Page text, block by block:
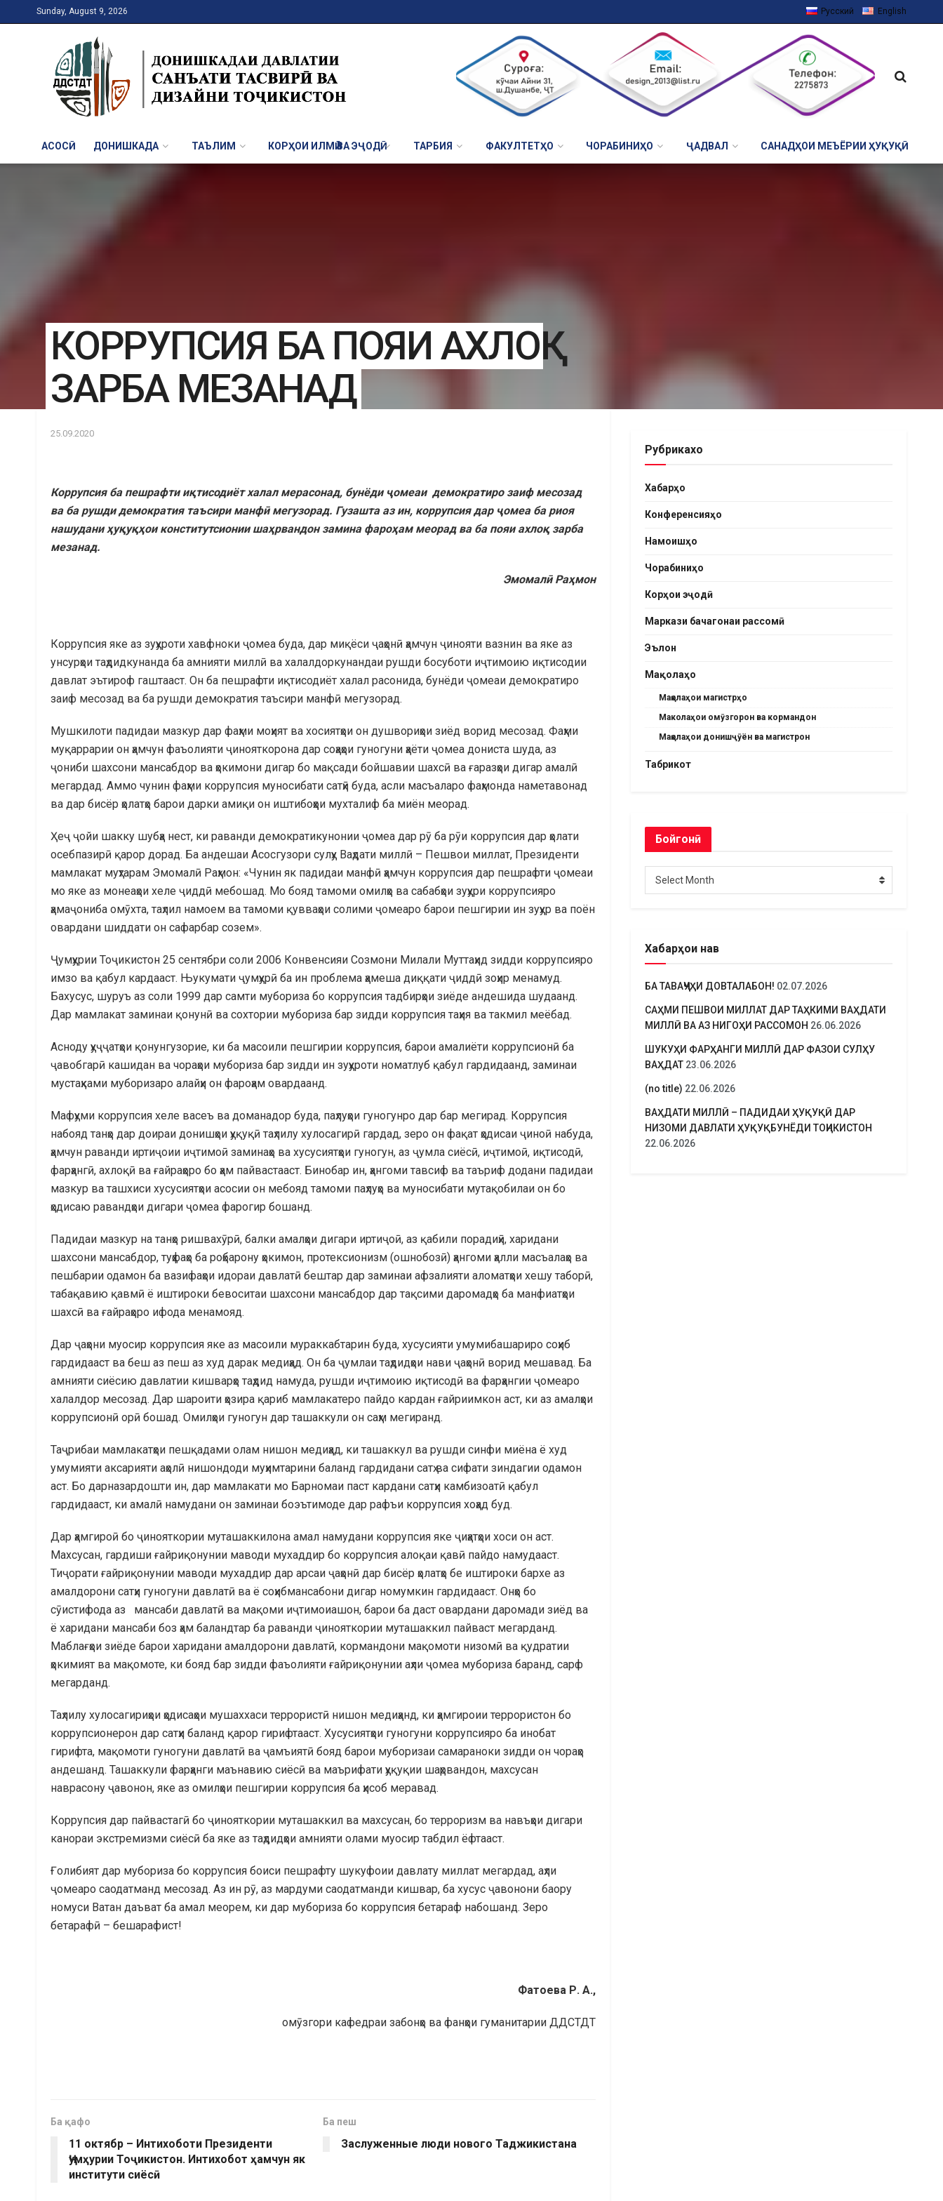
Sunday, August 9, 2026 Русский English
АСОСӢ ДОНИШКАДА ТАЪЛИМ КОРҲОИ ИЛМӢ ВА ЭҶОДӢ ТАРБИЯ ФАКУЛТЕТҲО ЧОРАБИНИҲО ҶАДВАЛ САНАДҲОИ МЕЪЁРИИ ҲУҚУҚӢ
КОРРУПСИЯ БА ПОЯИ АХЛОҚ
ЗАРБА МЕЗАНАД
25.09.2020
Коррупсия ба пешрафти иқтисодиёт халал мерасонад, бунёди ҷомеаи демократиро заиф месозад
ва ба рушди демократия таъсири манфӣ мегузорад. Гузашта аз ин, коррупсия дар ҷомеа ба риоя
нашудани ҳуқуқҳои конститутсионии шаҳрвандон замина фароҳам меорад ва ба пояи ахлоқ зарба
мезанад.
Эмомалӣ Раҳмон
Коррупсия яке аз зуҳуроти хавфноки ҷомеа буда, дар миқёси ҷаҳонӣ ҳамчун ҷинояти вазнин ва яке аз
унсурҳои таҳдидкунанда ба амнияти миллӣ ва халалдоркунандаи рушди босуботи иҷтимоию иқтисодии
давлат эътироф гаштааст. Он ба пешрафти иқтисодиёт халал расонида, бунёди ҷомеаи демократиро
заиф месозад ва ба рушди демократия таъсири манфӣ мегузорад.
Мушкилоти падидаи мазкур дар фаҳми моҳият ва хосиятҳои он душвориҳои зиёд ворид месозад. Фаҳми
муқаррарии он ҳамчун фаъолияти ҷинояткорона дар соҳаҳои гуногуни ҳаёти ҷомеа дониста шуда, аз
ҷониби шахсони мансабдор ва ҳокимони дигар бо мақсади бойшавии шахсӣ ва ғаразҳои дигар амалӣ
мегардад. Аммо чунин фаҳми коррупсия муносибати сатҳӣ буда, асли масъаларо фаҳмонда наметавонад
ва дар бисёр ҳолатҳо барои дарки амиқи он иштибоҳҳои мухталиф ба миён меорад.
Ҳеҷ ҷойи шакку шубҳа нест, ки раванди демократикунонии ҷомеа дар рӯ ба рӯи коррупсия дар ҳолати
осебпазирӣ қарор дорад. Ба андешаи Асосгузори сулҳу Ваҳдати миллӣ – Пешвои миллат, Президенти
мамлакат муҳтарам Эмомалӣ Раҳмон: «Чунин як падидаи манфӣ ҳамчун коррупсия дар пешрафти ҷомеаи
мо яке аз монеаҳои хеле ҷиддӣ мебошад. Мо бояд тамоми омилҳо ва сабабҳои зуҳури коррупсияро
ҳамаҷониба омӯхта, таҳлил намоем ва тамоми қувваҳои солими ҷомеаро барои пешгирии ин зуҳур ва поён
овардани шиддати он сафарбар созем».
Ҷумҳурии Тоҷикистон 25 сентябри соли 2006 Конвенсияи Созмони Милали Муттаҳид зидди коррупсияро
имзо ва қабул кардааст. Њукумати ҷумҳурӣ ба ин проблема ҳамеша диққати ҷиддӣ зоҳир менамуд.
Бахусус, шуруъ аз соли 1999 дар самти мубориза бо коррупсия тадбирҳои зиёде андешида шудаанд.
Дар мамлакат заминаи қонунӣ ва сохтории мубориза бар зидди коррупсия таҳия ва такмил меёбад.
Асноду ҳуҷҷатҳои қонунгузорие, ки ба масоили пешгирии коррупсия, барои амалиёти коррупсионӣ ба
ҷавобгарӣ кашидан ва чораҳои мубориза бар зидди ин зуҳуроти номатлуб қабул гардидаанд, заминаи
мустаҳками муборизаро алайҳи он фароҳам овардаанд.
Мафҳуми коррупсия хеле васеъ ва доманадор буда, паҳлуҳои гуногунро дар бар мегирад. Коррупсия
набояд танҳо дар доираи донишҳои ҳуқуқӣ таҳлилу хулосагирӣ гардад, зеро он фақат ҳодисаи ҷиноӣ набуда,
ҳамчун раванди иртиҷоии иҷтимоӣ заминаҳо ва хусусиятҳои гуногун, аз ҷумла сиёсӣ, иҷтимоӣ, иқтисодӣ,
фарҳангӣ, ахлоқӣ ва ғайраҳоро бо ҳам пайвастааст. Бинобар ин, ҳангоми тавсиф ва таъриф додани падидаи
мазкур ва ташхиси хусусиятҳои асосии он мебояд тамоми паҳлуҳо ва муносибати мутақобилаи он бо
ҳодисаю равандҳои дигари ҷомеа фарогир бошанд.
Падидаи мазкур на танҳо ришвахӯрӣ, балки амалҳои дигари иртиҷоӣ, аз қабили порадиҳӣ, харидани
шахсони мансабдор, туҳфаҳо ба роҳбарону ҳокимон, протексионизм (ошнобозӣ) ҳангоми ҳалли масъалаҳо ва
пешбарии одамон ба вазифаҳои идораи давлатӣ бештар дар заминаи афзалияти аломатҳои хешу таборӣ,
табақавию қавмӣ ё иштироки бевоситаи шахсони мансабдор дар тақсими даромадҳо ба манфиатҳои
шахсӣ ва ғайраҳоро ифода менамояд.
Дар ҷаҳони муосир коррупсия яке аз масоили мураккабтарин буда, хусусияти умумибашариро соҳиб
гардидааст ва беш аз пеш аз худ дарак медиҳад. Он ба ҷумлаи таҳдидҳои нави ҷаҳонӣ ворид мешавад. Ба
амнияти сиёсию давлатии кишварҳо таҳдид намуда, рушди иҷтимоию иқтисодӣ ва фарҳангии ҷомеаро
халалдор месозад. Дар шароити ҳозира қариб мамлакатеро пайдо кардан ғайриимкон аст, ки аз амалҳои
коррупсионӣ орӣ бошад. Омилҳои гуногун дар ташаккули он саҳм мегиранд.
Таҷрибаи мамлакатҳои пешқадами олам нишон медиҳад, ки ташаккул ва рушди синфи миёна ё худ
умумияти аксарияти аҳолӣ нишондоди муҳимтарини баланд гардидани сатҳ ва сифати зиндагии одамон
аст. Бо дарназардошти ин, дар мамлакати мо Барномаи паст кардани сатҳи камбизоатӣ қабул
гардидааст, ки амалӣ намудани он заминаи боэътимоде дар рафъи коррупсия хоҳад буд.
Дар ҳамгироӣ бо ҷинояткории муташаккилона амал намудани коррупсия яке ҷиҳатҳои хоси он аст.
Махсусан, гардиши ғайриқонунии маводи мухаддир бо коррупсия алоқаи қавӣ пайдо намудааст.
Тиҷорати ғайриқонунии маводи мухаддир дар арсаи ҷаҳонӣ дар бисёр ҳолатҳо бе иштироки бархе аз
амалдорони сатҳи гуногуни давлатӣ ва ё соҳибмансабони дигар номумкин гардидааст. Онҳо бо
сӯистифода аз мансаби давлатӣ ва мақоми иҷтимоиашон, барои ба даст овардани даромади зиёд ва
ё харидани мансаби боз ҳам баландтар ба раванди ҷинояткории муташаккил пайваст мегарданд.
Маблағҳои зиёде барои харидани амалдорони давлатӣ, кормандони мақомоти низомӣ ва қудратии
ҳокимият ва мақомоте, ки бояд бар зидди фаъолияти ғайриқонунии аҳли ҷомеа мубориза баранд, сарф
мегарданд.
Таҳлилу хулосагириҳои ҳодисаҳои мушаххаси террористӣ нишон медиҳанд, ки ҳамгироии террористон бо
коррупсионерон дар сатҳи баланд қарор гирифтааст. Хусусиятҳои гуногуни коррупсияро ба инобат
гирифта, мақомоти гуногуни давлатӣ ва ҷамъиятӣ бояд барои муборизаи самараноки зидди он чораҳо
андешанд. Ташаккули фарҳанги маънавию сиёсӣ ва маърифати ҳуқуқии шаҳрвандон, махсусан
наврасону ҷавонон, яке аз омилҳои пешгирии коррупсия ба ҳисоб меравад.
Коррупсия дар пайвастагӣ бо ҷинояткории муташаккил ва махсусан, бо терроризм ва навъҳои дигари
канораи экстремизми сиёсӣ ба яке аз таҳдидҳои амнияти олами муосир табдил ёфтааст.
Ғолибият дар мубориза бо коррупсия боиси пешрафту шукуфоии давлату миллат мегардад, аҳли
ҷомеаро саодатманд месозад. Аз ин рӯ, аз мардуми саодатманди кишвар, ба хусус ҷавонони баору
номуси Ватан даъват ба амал меорем, ки дар мубориза бо коррупсия бетараф набошанд. Зеро
бетарафӣ – бешарафист!
Фатоева Р. А.,
омӯзгори кафедраи забонҳо ва фанҳои гуманитарии ДДСТДТ
Ба қафо
11 октябр – Интихоботи Президенти
Ҷумҳурии Тоҷикистон. Интихобот ҳамчун як
институти сиёсӣ
Ба пеш
Заслуженные люди нового Таджикистана
Рубрикахо
Хабарҳо
Конференсияҳо
Намоишҳо
Чорабиниҳо
Корҳои эҷодӣ
Маркази бачагонаи рассомӣ
Эълон
Мақолаҳо
Мақолаҳои магистрҳо
Маколаҳои омӯзгорон ва кормандон
Мақолаҳои донишҷӯён ва магистрон
Табрикот
Бойгонӣ
Select Month
Хабарҳои нав
БА ТАВАҶҶУҲИ ДОВТАЛАБОН! 02.07.2026
САҲМИ ПЕШВОИ МИЛЛАТ ДАР ТАҲКИМИ ВАҲДАТИ
МИЛЛӢ ВА АЗ НИГОҲИ РАССОМОН 26.06.2026
ШУКУҲИ ФАРҲАНГИ МИЛЛӢ ДАР ФАЗОИ СУЛҲУ
ВАҲДАТ 23.06.2026
(no title) 22.06.2026
ВАҲДАТИ МИЛЛӢ – ПАДИДАИ ҲУҚУҚӢ ДАР
НИЗОМИ ДАВЛАТИ ҲУҚУҚБУНЁДИ ТОҶИКИСТОН
22.06.2026